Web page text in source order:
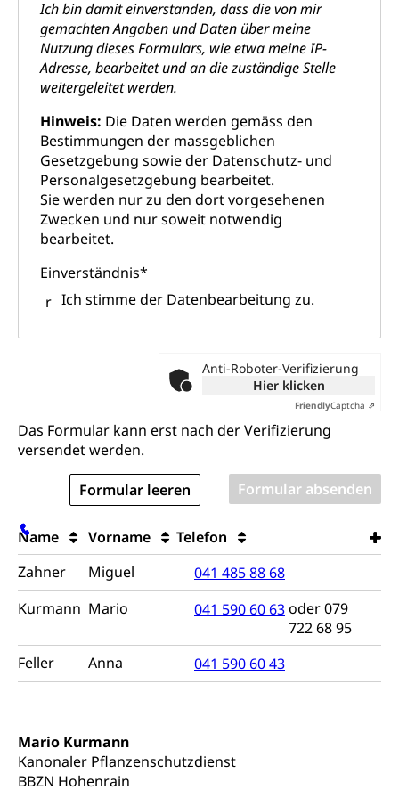
Ich bin damit einverstanden, dass die von mir
gemachten Angaben und Daten über meine
Nutzung dieses Formulars, wie etwa meine IP-
Adresse, bearbeitet und an die zuständige Stelle
weitergeleitet werden.
Hinweis: Die Daten werden gemäss den
Bestimmungen der massgeblichen
Gesetzgebung sowie der Datenschutz- und
Personalgesetzgebung bearbeitet.
Sie werden nur zu den dort vorgesehenen
Zwecken und nur soweit notwendig
bearbeitet.
Einverständnis*
Ich stimme der Datenbearbeitung zu.
ausfüllen
Anti-Roboter-Verifizierung
Hier klicken
FriendlyCaptcha ⇗
Das Formular kann erst nach der Verifizierung
versendet werden.
Name Vorname
Telefon
Zahner
Miguel
041 485 88 68
Kurmann Mario 041 590 60 63oder 079
722 68 95
Feller
Anna 041 590 60 43
Mario Kurmann
Kanonaler Pflanzenschutzdienst
BBZN Hohenrain
Religion (gruezi.lu.ch)
Sport
Freizeitaktivitäten, Schulsport, Spitzensport,
Breitensport, Jugend und Sport, Sportanlagen
Olympiateam Kanton Luzern
Offene Sporthallen
Gesundheitsförderung
Jugend+Sport
Freiwilliger Schulsport
Tiere
Haustiere, Heimtiere, Wildtiere, Veterinärmedizin,
Tiermedizin, Tierarzt, Tierschutz, Jagd, Fischerei,
Viehzucht
Tierschutz
Hobbytierhaltung und Bienen
Haltung Heimtiere
Hunde
Todesfall
Bestattung, Beerdigung, Testament, Erbrecht,
Erbschaft, Todesschein, Todesanzeige,
Ärztliche Todesbescheinigung
Wehrpflicht, Berufssoldat, Militärdienstverweigerer,
Dienstverweigerer, Militärdienstverweigerung,
Wehrpflichtersatz, Wehrpflichtersatzabgabe
Militär
Erwerbsausfallentschädigung (WAS Luzern)
Bevölkerungsschutz
Feuerwehr, Gesundheitswesen, technische Betriebe,
Alarmierung, Sirenentest
Kantonaler Führungsstab
Ordnungskräfte, Sicherheit, öffentliche Ordnung
Polizei
Versorgung
Waffen
Waffenerwerbsschein, Waffenschein, Waffenbüro,
Waffentragen, Selbstverteidigung